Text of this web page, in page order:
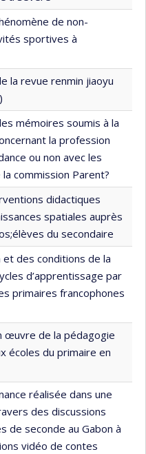
de non-
sportives à
la revue renmin jiaoyu
mémoires soumis à la
la profession
ou non avec les
commission Parent?
didactiques
spatiales auprès
du secondaire
des conditions de la
d’apprentissage par
primaires francophones
œuvre de la pédagogie
écoles du primaire en
réalisée dans une
des discussions
de seconde au Gabon à
vidéo de contes